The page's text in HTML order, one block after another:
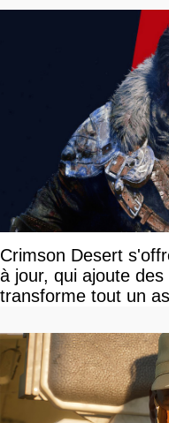
Crimson Desert
à jour, qui ajoute
transforme tout un